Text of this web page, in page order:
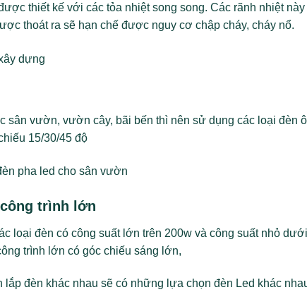
thiết kế với các tỏa nhiệt song song. Các rãnh nhiệt này
thoát ra sẽ hạn chế được nguy cơ chập cháy, cháy nổ.
sân vườn, vườn cây, bãi bến thì nên sử dụng các loại đèn
15/30/45 độ
trình lớn
loại đèn có công suất lớn trên 200w và công suất nhỏ dưới
trình lớn có góc chiếu sáng lớn,
đèn khác nhau sẽ có những lựa chọn đèn Led khác